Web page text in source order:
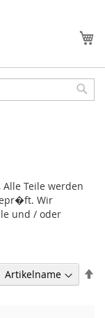
Teile werden
Wir
und / oder